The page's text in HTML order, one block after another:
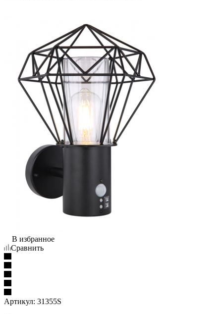
В избранное
Сравнить
Артикул: 31355S